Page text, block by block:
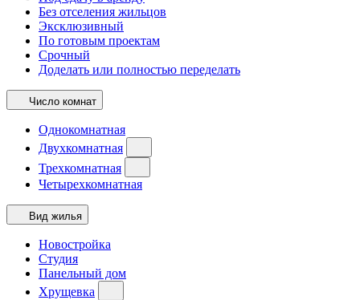
Без отселения жильцов
Эксклюзивный
По готовым проектам
Срочный
Доделать или полностью переделать
Число комнат
Однокомнатная
Двухкомнатная
Трехкомнатная
Четырехкомнатная
Вид жилья
Новостройка
Студия
Панельный дом
Хрущевка